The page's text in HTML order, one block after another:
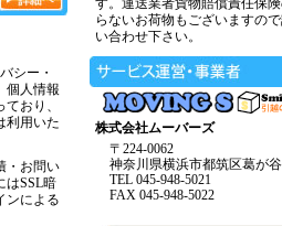
シー・
個人情報
おり、
利用いた
・お問い
はSSL暗
ンによる
す。運送業者貨物賠償責任保
らないお荷物もございますの
い合わせ下さい。
株式会社ムーバーズ
〒224-0062
神奈川県横浜市都筑区葛が
TEL 045-948-5021
FAX 045-948-5022